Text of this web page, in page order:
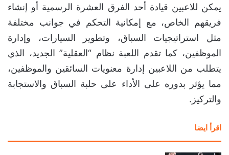
يمكن للاعبين قيادة أحد الفرق العشرة الرسمية أو إنشاء
فريقهم الخاص، مع إمكانية التحكم في جوانب مختلفة
مثل استراتيجيات السباق، وتطوير السيارات، وإدارة
الموظفين، كما تقدم اللعبة نظام “العقلية” الجديد، الذي
يتطلب من اللاعبين إدارة معنويات السائقين والموظفين،
مما يؤثر بدوره على الأداء على حلبة السباق والاستجابة
والتركيز.
اقرأ ايضا